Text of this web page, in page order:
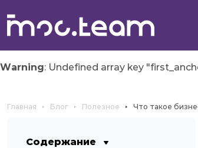
Warning: Undefined array key
Главная Блог Полезное Что такое
Содержание